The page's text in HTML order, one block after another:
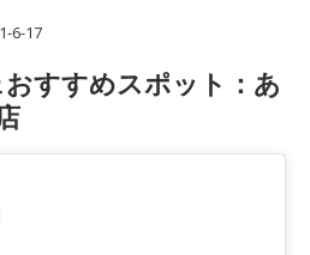
6-17
すすめスポット：あ